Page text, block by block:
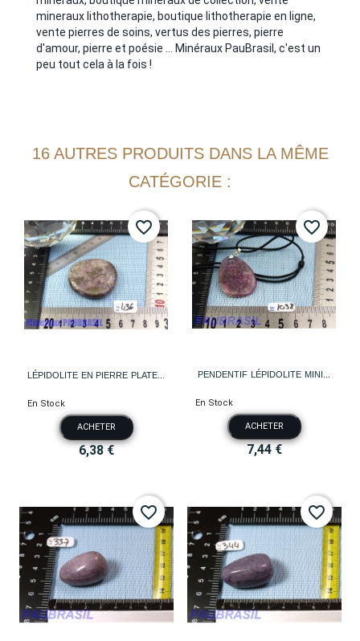
mineraux lithotherapie, boutique lithotherapie en ligne,
vente pierres de soins, vertus des pierres, pierre
d'amour, pierre et poésie ... Minéraux PauBrasil, c'est un
peu tout cela à la fois !
16 AUTRES PRODUITS DANS LA MÊME
CATÉGORIE :
LÉPIDOLITE EN PIERRE PLATE...
En Stock
ACHETER
6,38 €
favorite_border
PENDENTIF LÉPIDOLITE MINI...
En Stock
ACHETER
7,44 €
favorite_border
favorite_border favorite_border